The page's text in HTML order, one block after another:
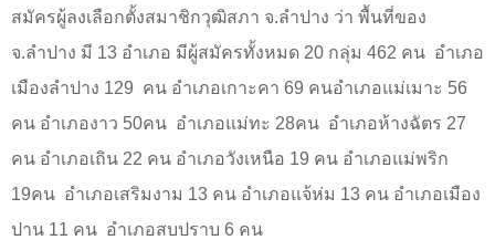
สมัครผู้ลงเลือกตั้งสมาชิกวุฒิสภา จ.ลำปาง ว่า พื้นที่ของ
จ.ลำปาง มี 13 อำเภอ มีผู้สมัครทั้งหมด 20 กลุ่ม 462 คน อำเภอ
เมืองลำปาง 129 คน อำเภอเกาะคา 69 คนอำเภอแม่เมาะ 56
คน อำเภองาว 50คน อำเภอแม่ทะ 28คน อำเภอห้างฉัตร 27
คน อำเภอเถิน 22 คน อำเภอวังเหนือ 19 คน อำเภอแม่พริก
19คน อำเภอเสริมงาม 13 คน อำเภอแจ้ห่ม 13 คน อำเภอเมือง
ปาน 11 คน อำเภอสบปราบ 6 คน